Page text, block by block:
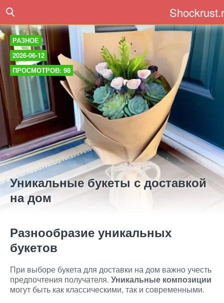
РАЗНОЕ
2026-06-12
ПРОСМОТРОВ: 98
Уникальные букеты с доставкой
на дом
Разнообразие уникальных
букетов
При выборе букета для доставки на дом важно учесть
предпочтения получателя. Уникальные композиции
могут быть как классическими, так и современными.